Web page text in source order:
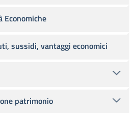
sussidi, vantaggi economici
patrimonio